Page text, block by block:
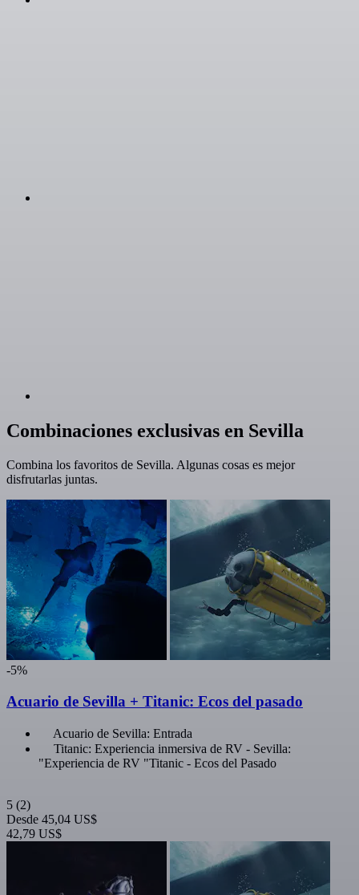
Combinaciones exclusivas en Sevilla
Combina los favoritos de Sevilla. Algunas cosas es mejor
disfrutarlas juntas.
-5%
Acuario de Sevilla + Titanic: Ecos del pasado
Acuario de Sevilla: Entrada
Titanic: Experiencia inmersiva de RV - Sevilla:
"Experiencia de RV "Titanic - Ecos del Pasado
5 (2)
Desde 45,04 US$
42,79 US$